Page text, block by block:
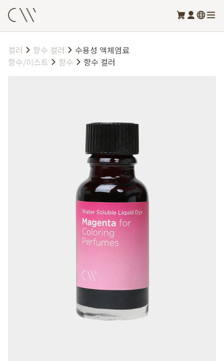
컬러 향수 컬러
수용성 액체염료
향수/미스트
향수 향수 컬러